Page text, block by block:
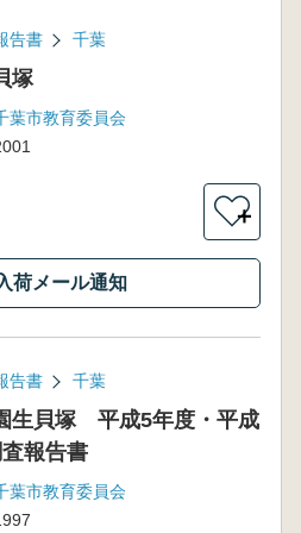
告書 千葉
塚
葉市教育委員会
＋
荷メール通知
告書 千葉
生貝塚 平成5年度・平成
報告書
葉市教育委員会